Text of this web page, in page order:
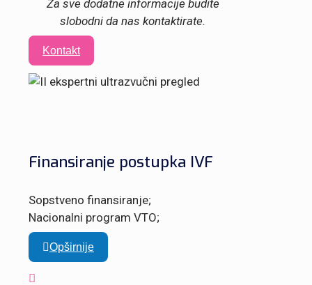
Za sve dodatne informacije budite
slobodni da nas kontaktirate.
Kontakt
Finansiranje postupka IVF
Sopstveno finansiranje;
Nacionalni program VTO;
Opširnije